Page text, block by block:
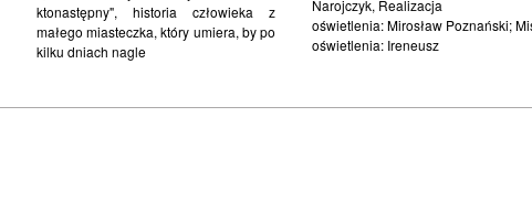
ktonastępny", historia człowieka z
małego miasteczka, który umiera, by po
kilku dniach nagle
Narojczyk, Realizacja
oświetlenia: Mirosław Poznański;
oświetlenia: Ireneusz